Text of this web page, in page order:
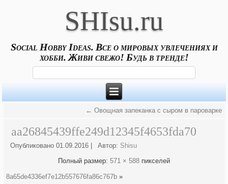
SHIsu.ru
Social Hobby Ideas. Все о мировых увлечениях и
хобби. Живи свежо! Будь в тренде!
← Овощная запеканка с сыром в пароварке
aa26845439ffe249d12345f4653fda70
Опубликовано 01.09.2016 Автор: Shisu
Полный размер: 571 × 588 пикселей
8a65de4336ef7e12b557676fa86c767b »